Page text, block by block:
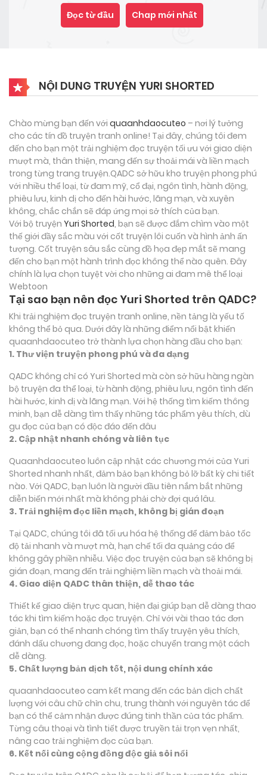
Đọc từ đầu Chap mới nhất
NỘI DUNG TRUYỆN YURI SHORTED
Chào mừng bạn đến với quaanhdaocuteo – nơi lý tưởng
cho các tín đồ truyện tranh online! Tại đây, chúng tôi đem
đến cho bạn một trải nghiệm đọc truyện tối ưu với giao diện
mượt mà, thân thiện, mang đến sự thoải mái và liền mạch
trong từng trang truyện.QADC sở hữu kho truyện phong phú
với nhiều thể loại, từ đam mỹ, cổ đại, ngôn tình, hành động,
phiêu lưu, kinh dị cho đến hài hước, lãng mạn, và xuyên
không, chắc chắn sẽ đáp ứng mọi sở thích của bạn.
Với bộ truyện Yuri Shorted, bạn sẽ được đắm chìm vào một
thế giới đầy sắc màu với cốt truyện lôi cuốn và hình ảnh ấn
tượng. Cốt truyện sâu sắc cùng đồ họa đẹp mắt sẽ mang
đến cho bạn một hành trình đọc không thể nào quên. Đây
chính là lựa chọn tuyệt vời cho những ai đam mê thể loại
Webtoon
Tại sao bạn nên đọc Yuri Shorted trên QADC?
Khi trải nghiệm đọc truyện tranh online, nền tảng là yếu tố
không thể bỏ qua. Dưới đây là những điểm nổi bật khiến
quaanhdaocuteo trở thành lựa chọn hàng đầu cho bạn:
1. Thư viện truyện phong phú và đa dạng
QADC không chỉ có Yuri Shorted mà còn sở hữu hàng ngàn
bộ truyện đa thể loại, từ hành động, phiêu lưu, ngôn tình đến
hài hước, kinh dị và lãng mạn. Với hệ thống tìm kiếm thông
minh, bạn dễ dàng tìm thấy những tác phẩm yêu thích, dù
gu đọc của bạn có độc đáo đến đâu
2. Cập nhật nhanh chóng và liên tục
Quaanhdaocuteo luôn cập nhật các chương mới của Yuri
Shorted nhanh nhất, đảm bảo bạn không bỏ lỡ bất kỳ chi tiết
nào. Với QADC, bạn luôn là người đầu tiên nắm bắt những
diễn biến mới nhất mà không phải chờ đợi quá lâu.
3. Trải nghiệm đọc liền mạch, không bị gián đoạn
Tại QADC, chúng tôi đã tối ưu hóa hệ thống để đảm bảo tốc
độ tải nhanh và mượt mà, hạn chế tối đa quảng cáo để
không gây phiền nhiễu. Việc đọc truyện của bạn sẽ không bị
gián đoạn, mang đến trải nghiệm liền mạch và thoải mái.
4. Giao diện QADC thân thiện, dễ thao tác
Thiết kế giao diện trực quan, hiện đại giúp bạn dễ dàng thao
tác khi tìm kiếm hoặc đọc truyện. Chỉ với vài thao tác đơn
giản, bạn có thể nhanh chóng tìm thấy truyện yêu thích,
đánh dấu chương đang đọc, hoặc chuyển trang một cách
dễ dàng.
5. Chất lượng bản dịch tốt, nội dung chính xác
quaanhdaocuteo cam kết mang đến các bản dịch chất
lượng với câu chữ chỉn chu, trung thành với nguyên tác để
bạn có thể cảm nhận được đúng tinh thần của tác phẩm.
Từng câu thoại và tình tiết được truyền tải trọn vẹn nhất,
nâng cao trải nghiệm đọc của bạn.
6. Kết nối cùng cộng đồng độc giả sôi nổi